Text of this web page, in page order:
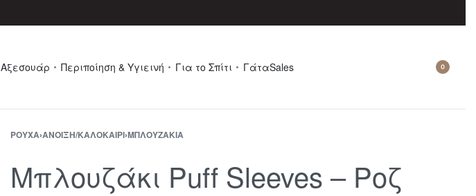
Αξεσουάρ Περιποίηση & Υγιεινή Για το Σπίτι ΓάταSales 0
ΡΟΎΧΑ›ΆΝΟΙΞΗ/ΚΑΛΟΚΑΊΡΙ›ΜΠΛΟΥΖΆΚΙΑ
Μπλουζάκι Puff Sleeves – Ροζ